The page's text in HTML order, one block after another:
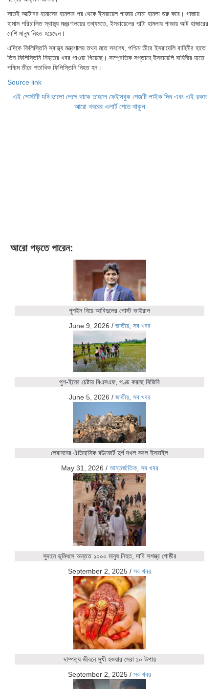
সাতই অক্টোবর হামাসের হামলার পর থেকে ইসরায়েল গাজায় বোমা হামলা শুরু করে। গাজায়
হামাস পরিচালিত স্বাস্থ্য মন্ত্রণালয়ের তথ্যমতে, ইসরায়েলের পাল্টা হামলায় গাজায় আট হাজারের
বেশি মানুষ নিহত হয়েছেন।
এদিকে ফিলিস্তিনি স্বাস্থ্য মন্ত্রণালয় তথ্য মতে সবশেষ, পশ্চিম তীরে ইসরায়েলি বাহিনীর হাতে
তিন ফিলিস্তিনি নিহতের খবর পাওয়া গিয়েছে। সাম্প্রতিক সপ্তাহে ইসরায়েলি বাহিনীর হাতে
পশ্চিম তীরে শতাধিক ফিলিস্তিনি নিহত হন।
Source link
এই পোস্টটি যদি ভালো লেগে থাকে তাহলে ফেইসবুক পেজটি লাইক দিন এবং এই রকম
আরো খবরের এলার্ট পেতে থাকুন
আরো পড়তে পারেন:
পুশইন নিয়ে আবিদুলের পোস্ট ভাইরাল
June 9, 2026 / জাতীয়, সব খবর
পুশ-ইনের চেষ্টায় বিএসএফ, পণ্ড করছে বিজিবি
June 5, 2026 / জাতীয়, সব খবর
লেবাননের ঐতিহাসিক বউফোর্ট দুর্গ দখল করল ইসরাইল
May 31, 2026 / আন্তর্জাতিক, সব খবর
সুদানে ভূমিধসে অন্তত ১০০০ মানুষ নিহত, দাবি সশস্ত্র গোষ্ঠীর
September 2, 2025 / সব খবর
দাম্পত্য জীবনে সুখী হওয়ার সেরা ১০ উপায়
September 2, 2025 / সব খবর